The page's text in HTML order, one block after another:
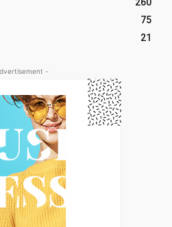
75
21
-